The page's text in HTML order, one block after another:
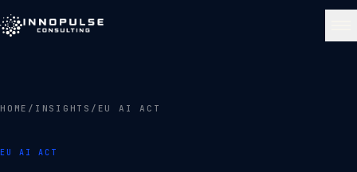
HOME / INSIGHTS / EU AI ACT
EU AI ACT